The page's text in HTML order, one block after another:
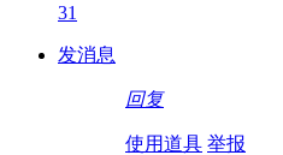
31
发消息
回复
使用道具 举报